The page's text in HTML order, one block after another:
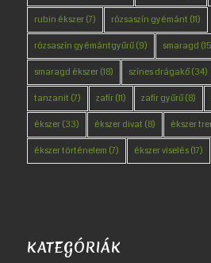
rubin ékszer(7) rózsaszín gyémánt (11)
rózsaszín gyémántgyűrű(9) smaragd
smaragd ékszer(18) színes drágakő(34)
tanzanit (7) zafír(11) zafír gyűrű(8)
ékszer(33) ékszer divat (8) ékszer
ékszer történelem (7) ékszer viselés(17)
KATEGÓRIÁK